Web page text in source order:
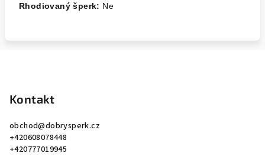
Rhodiovaný šperk: Ne
Kontakt
obchod@dobrysperk.cz
+420608078448
+420777019945